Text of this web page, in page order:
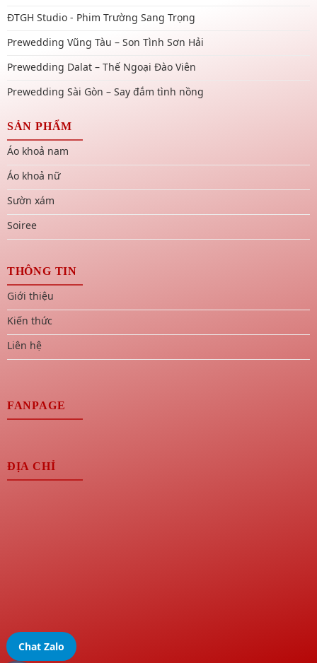
ĐTGH Studio - Phim Trường Sang Trọng
Prewedding Vũng Tàu – Son Tình Sơn Hải
Prewedding Dalat – Thế Ngoại Đào Viên
Prewedding Sài Gòn – Say đắm tình nồng
SẢN PHẨM
Áo khoả nam
Áo khoả nữ
Sườn xám
Soiree
THÔNG TIN
Giới thiệu
Kiến thức
Liên hệ
FANPAGE
ĐỊA CHỈ
Chat Zalo